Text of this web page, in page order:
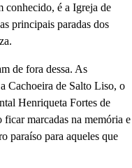
conhecido, é a Igreja de
principais paradas dos
de fora dessa. As
Cachoeira de Salto Liso, o
Henriqueta Fortes de
ficar marcadas na memória e
paraíso para aqueles que